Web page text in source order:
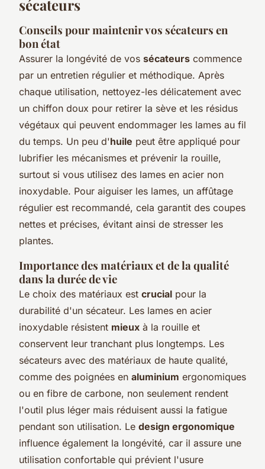
sécateurs
Conseils pour maintenir vos sécateurs en
bon état
Assurer la longévité de vos sécateurs commence
par un entretien régulier et méthodique. Après
chaque utilisation, nettoyez-les délicatement avec
un chiffon doux pour retirer la sève et les résidus
végétaux qui peuvent endommager les lames au fil
du temps. Un peu d'huile peut être appliqué pour
lubrifier les mécanismes et prévenir la rouille,
surtout si vous utilisez des lames en acier non
inoxydable. Pour aiguiser les lames, un affûtage
régulier est recommandé, cela garantit des coupes
nettes et précises, évitant ainsi de stresser les
plantes.
Importance des matériaux et de la qualité
dans la durée de vie
Le choix des matériaux est crucial pour la
durabilité d'un sécateur. Les lames en acier
inoxydable résistent mieux à la rouille et
conservent leur tranchant plus longtemps. Les
sécateurs avec des matériaux de haute qualité,
comme des poignées en aluminium ergonomiques
ou en fibre de carbone, non seulement rendent
l'outil plus léger mais réduisent aussi la fatigue
pendant son utilisation. Le design ergonomique
influence également la longévité, car il assure une
utilisation confortable qui prévient l'usure